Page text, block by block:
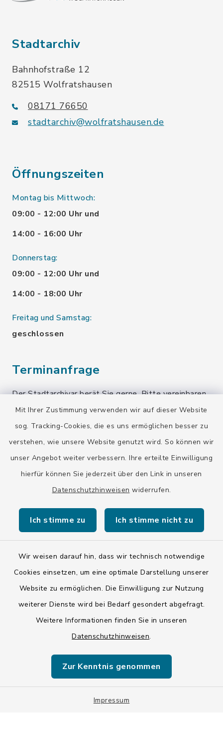
Mit Ihrer Zustimmung verwenden wir auf dieser Website
sog. Tracking-Cookies, die es uns ermöglichen besser zu
verstehen, wie unsere Website genutzt wird. So können wir
unser Angebot weiter verbessern. Ihre erteilte Einwilligung
hierfür können Sie jederzeit über den Link in unseren
Datenschutzhinweisen widerrufen.
Ich stimme zu Ich stimme nicht zu
Wir weisen darauf hin, dass wir technisch notwendige
Cookies einsetzen, um eine optimale Darstellung unserer
Website zu ermöglichen. Die Einwilligung zur Nutzung
weiterer Dienste wird bei Bedarf gesondert abgefragt.
Weitere Informationen finden Sie in unseren
Datenschutzhinweisen.
Zur Kenntnis genommen
Impressum
Stadtarchiv
Bahnhofstraße 12
82515 Wolfratshausen
08171 76650
stadtarchiv@wolfratshausen.de
Öffnungszeiten
Montag bis Mittwoch:
09:00 - 12:00 Uhr und
14:00 - 16:00 Uhr
Donnerstag:
09:00 - 12:00 Uhr und
14:00 - 18:00 Uhr
Freitag und Samstag:
geschlossen
Terminanfrage
Der Stadtarchivar berät Sie gerne. Bitte vereinbaren
Sie einen Termin!
Terminanfrage senden
Quicklinks
Kontakt
Datenschutz
ISIS 12
Sitemap